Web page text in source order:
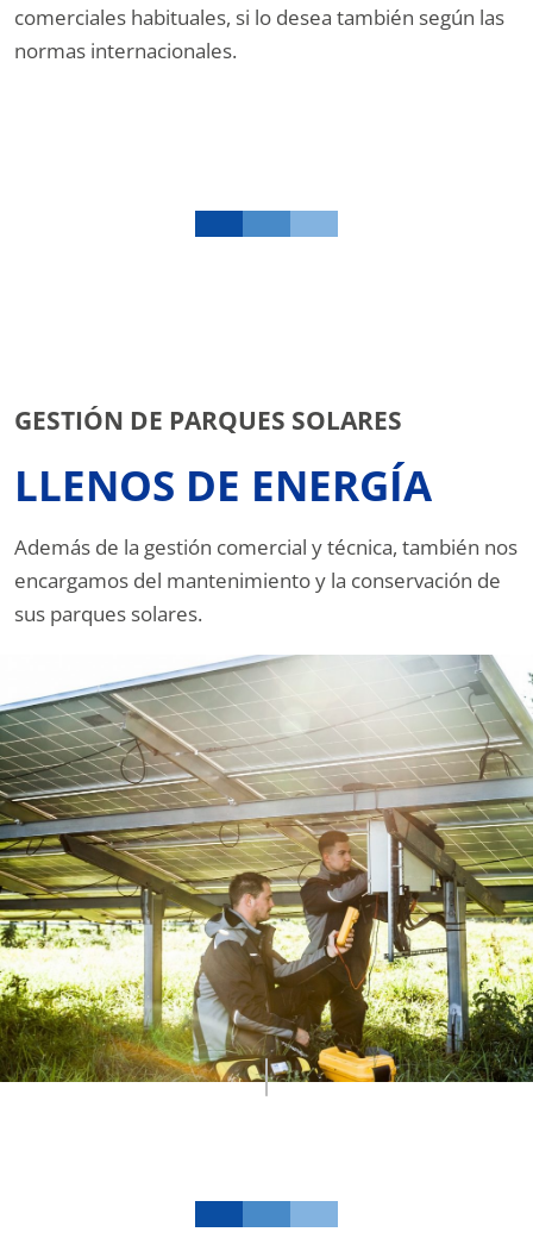
comerciales habituales, si lo desea también según las
normas internacionales.
GESTIÓN DE PARQUES SOLARES
LLENOS DE ENERGÍA
Además de la gestión comercial y técnica, también nos
encargamos del mantenimiento y la conservación de
sus parques solares.